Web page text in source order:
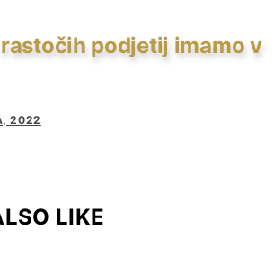
podjetij imamo v
2022
LIKE